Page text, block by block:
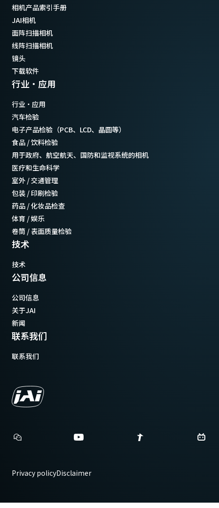
相机产品索引手册
JAI相机
面阵扫描相机
线阵扫描相机
镜头
下载软件
行业·应用
行业·应用
汽车检验
电子产品检验（PCB、LCD、晶圆等）
食品 / 饮料检验
用于政府、航空航天、国防和监视系统的相机
医疗和生命科学
室外 / 交通管理
包装 / 印刷检验
药品 / 化妆品检查
体育 / 娱乐
卷筒 / 表面质量检验
技术
技术
公司信息
公司信息
关于JAI
新闻
联系我们
联系我们
Privacy policyDisclaimer